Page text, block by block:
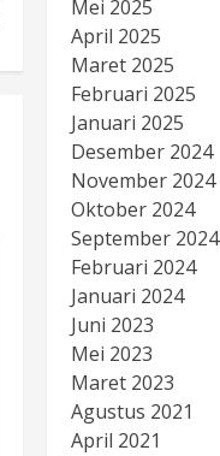
Mei 2025
April 2025
Maret 2025
Februari 2025
Januari 2025
Desember 2024
November 2024
Oktober 2024
September 2024
Februari 2024
Januari 2024
Juni 2023
Mei 2023
Maret 2023
Agustus 2021
April 2021